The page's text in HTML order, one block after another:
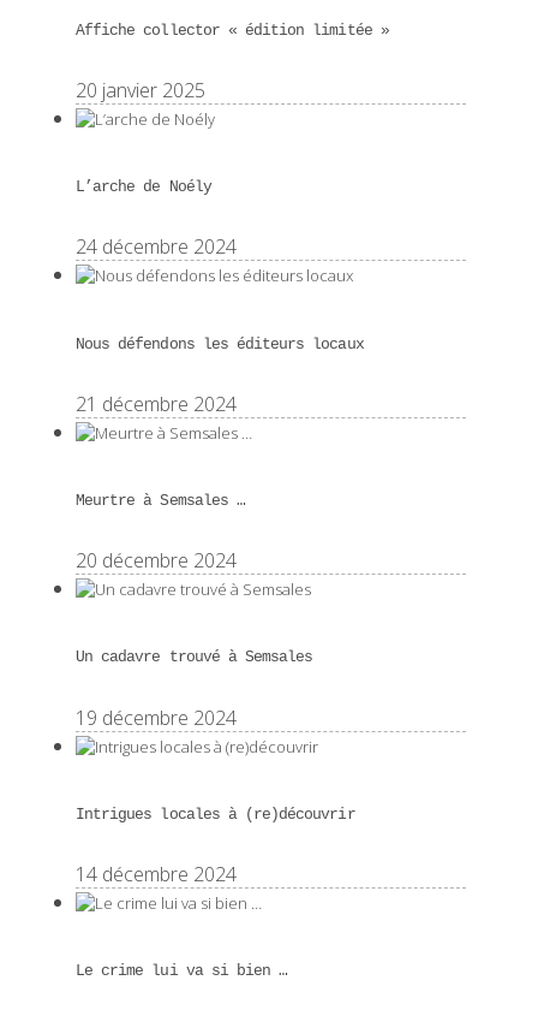
Affiche collector « édition limitée »
20 janvier 2025
L’arche de Noély
24 décembre 2024
Nous défendons les éditeurs locaux
21 décembre 2024
Meurtre à Semsales …
20 décembre 2024
Un cadavre trouvé à Semsales
19 décembre 2024
Intrigues locales à (re)découvrir
14 décembre 2024
Le crime lui va si bien …